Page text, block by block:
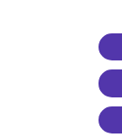
FINLAND